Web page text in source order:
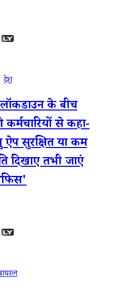
देश
के बीच
से कहा-
सुरक्षित या कम
दिखाए तभी जाएं